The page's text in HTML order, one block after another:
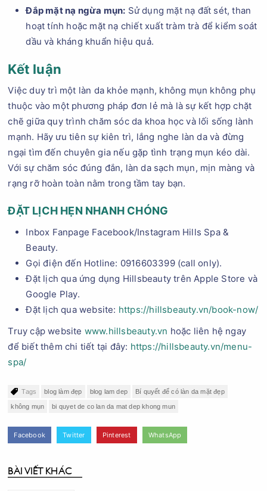
Đắp mặt nạ ngừa mụn: Sử dụng mặt nạ đất sét, than
hoạt tính hoặc mặt nạ chiết xuất tràm trà để kiểm soát
dầu và kháng khuẩn hiệu quả.
Kết luận
Việc duy trì một làn da khỏe mạnh, không mụn không phụ
thuộc vào một phương pháp đơn lẻ mà là sự kết hợp chặt
chẽ giữa quy trình chăm sóc da khoa học và lối sống lành
mạnh. Hãy ưu tiên sự kiên trì, lắng nghe làn da và đừng
ngại tìm đến chuyên gia nếu gặp tình trạng mụn kéo dài.
Với sự chăm sóc đúng đắn, làn da sạch mụn, mịn màng và
rạng rỡ hoàn toàn nằm trong tầm tay bạn.
ĐẶT LỊCH HẸN NHANH CHÓNG
Inbox Fanpage Facebook/Instagram Hills Spa &
Beauty.
Gọi điện đến Hotline: 0916603399 (call only).
Đặt lịch qua ứng dụng Hillsbeauty trên Apple Store và
Google Play.
Đặt lịch qua website: https://hillsbeauty.vn/book-now/
Truy cập website www.hillsbeauty.vn hoặc liên hệ ngay
để biết thêm chi tiết tại đây: https://hillsbeauty.vn/menu-
spa/
Tags blog làm đẹp blog lam dep Bí quyết để có làn da mặt đẹp
không mụn bi quyet de co lan da mat dep khong mun
Facebook Twitter Pinterest WhatsApp
BÀI VIẾT KHÁC